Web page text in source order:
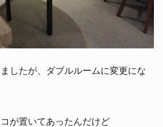
したが、ダブルルームに変更にな
が置いてあったんだけど